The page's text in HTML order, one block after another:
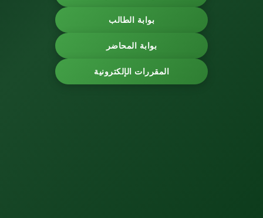
بوابة الطالب
بوابة المحاضر
المقررات الإلكترونية